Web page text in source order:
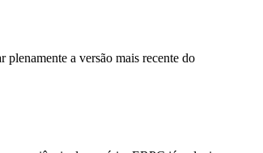
a versão mais recente do